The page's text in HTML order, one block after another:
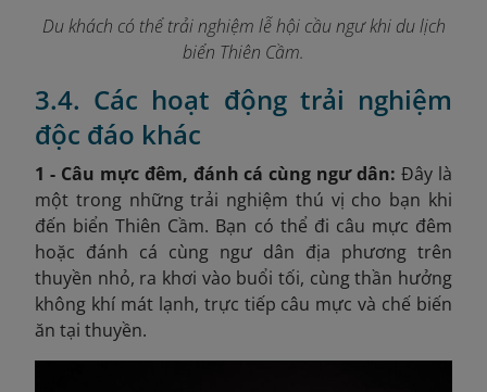
Du khách có thể trải nghiệm lễ hội cầu ngư khi du lịch
biển Thiên Cầm.
3.4. Các hoạt động trải nghiệm
độc đáo khác
1 - Câu mực đêm, đánh cá cùng ngư dân:Đây là
một trong những trải nghiệm thú vị cho bạn khi
đến biển Thiên Cầm. Bạn có thể đi câu mực đêm
hoặc đánh cá cùng ngư dân địa phương trên
thuyền nhỏ, ra khơi vào buổi tối, cùng thần hưởng
không khí mát lạnh, trực tiếp câu mực và chế biến
ăn tại thuyền.